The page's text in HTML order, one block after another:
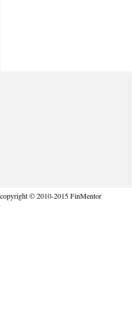
copyright © 2010-2015 FinMentor